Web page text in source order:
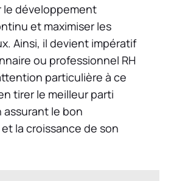
développement
et maximiser les
Ainsi, il devient impératif
ou professionnel RH
particulière à ce
tirer le meilleur parti
le bon
la croissance de son